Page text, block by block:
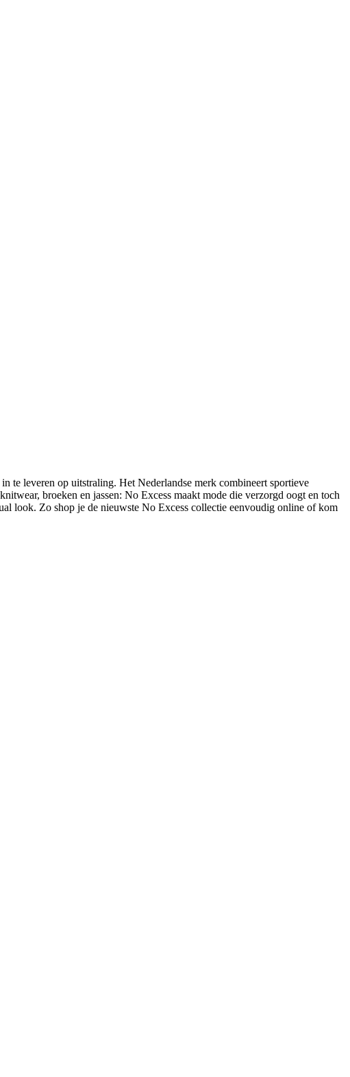
te leveren op uitstraling. Het Nederlandse merk combineert sportieve
broeken en jassen: No Excess maakt mode die verzorgd oogt en toch
look. Zo shop je de nieuwste No Excess collectie eenvoudig online of kom